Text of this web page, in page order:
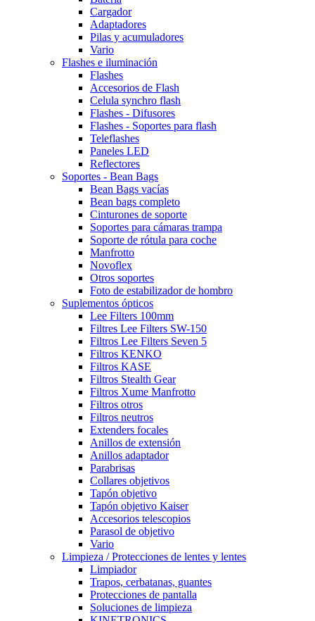
Cargador
Adaptadores
Pilas y acumuladores
Vario
Flashes e iluminación
Flashes
Accesorios de Flash
Celula synchro flash
Flashes - Difusores
Flashes - Soportes para flash
Teleflashes
Paneles LED
Reflectores
Soportes - Bean Bags
Bean Bags vacías
Bean bags completo
Cinturones de soporte
Soportes para cámaras trampa
Soporte de rótula para coche
Manfrotto
Novoflex
Otros soportes
Foto de estabilizador de hombro
Suplementos ópticos
Lee Filters 100mm
Filtres Lee Filters SW-150
Filtros Lee Filters Seven 5
Filtros KENKO
Filtros KASE
Filtros Stealth Gear
Filtros Xume Manfrotto
Filtros otros
Filtros neutros
Extenders focales
Anillos de extensión
Anillos adaptador
Parabrisas
Collares objetivos
Tapón objetivo
Tapón objetivo Kaiser
Accesorios telescopios
Parasol de objetivo
Vario
Limpieza / Protecciones de lentes y lentes
Limpiador
Trapos, cerbatanas, guantes
Protecciones de pantalla
Soluciones de limpieza